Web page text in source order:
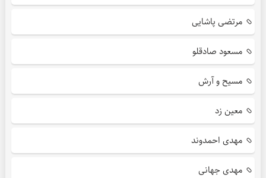
مرتضی پاشایی
مسعود صادقلو
مسیح و آرش
معین زد
مهدی احمدوند
مهدی جهانی